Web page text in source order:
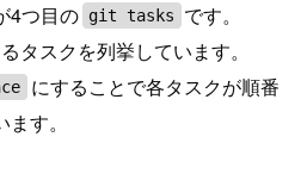
4つ目の git tasks です。
タスクを列挙しています。
にすることで各タスクが順番
す。